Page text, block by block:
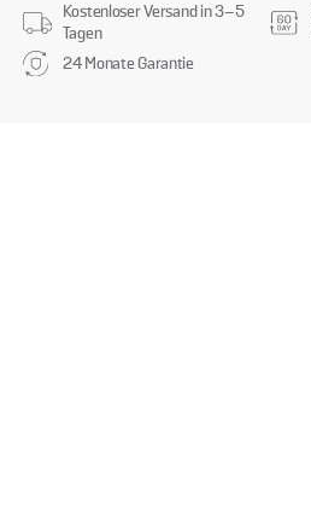
Kostenloser Versand in 3–5
Tagen
24 Monate Garantie